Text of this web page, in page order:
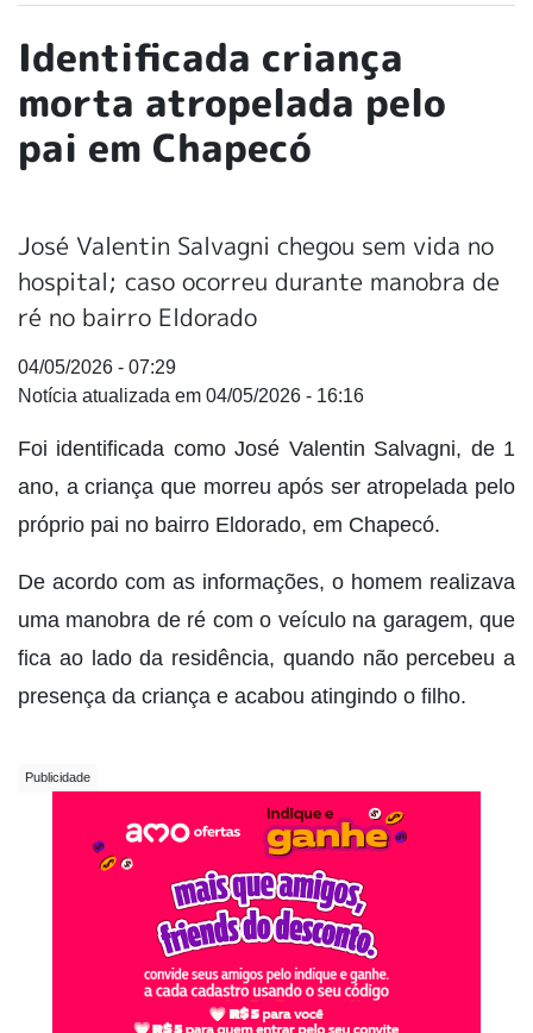
Identificada criança
morta atropelada pelo
pai em Chapecó
José Valentin Salvagni chegou sem vida no
hospital; caso ocorreu durante manobra de
ré no bairro Eldorado
04/05/2026 - 07:29
04/05/2026 - 16:16
Foi identificada como José Valentin Salvagni, de 1
ano, a criança que morreu após ser atropelada pelo
próprio pai no bairro Eldorado, em Chapecó.
De acordo com as informações, o homem realizava
uma manobra de ré com o veículo na garagem, que
fica ao lado da residência, quando não percebeu a
presença da criança e acabou atingindo o filho.